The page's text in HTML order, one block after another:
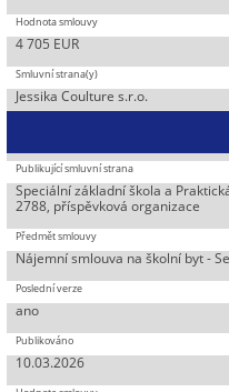
4 705 EUR
Jessika Coulture s.r.o.
Speciální základní škola a
2788, příspěvková organizace
Nájemní smlouva na školní byt -
ano
10.03.2026